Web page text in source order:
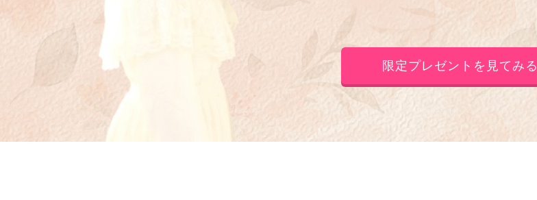
限定プレゼントを見てみる